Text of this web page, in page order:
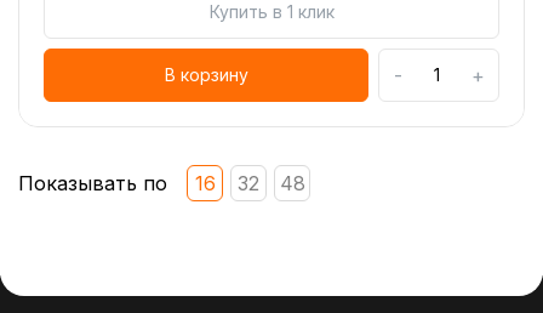
Купить в 1 клик
В корзину - +
Показывать по 16 32 48